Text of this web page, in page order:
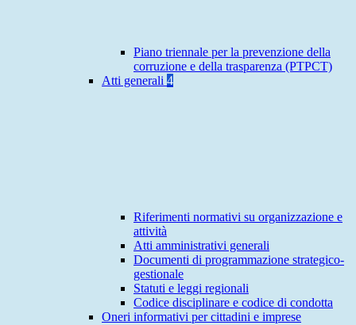
Piano triennale per la prevenzione della
corruzione e della trasparenza (PTPCT)
Atti generali 4
Riferimenti normativi su organizzazione e
attività
Atti amministrativi generali
Documenti di programmazione strategico-
gestionale
Statuti e leggi regionali
Codice disciplinare e codice di condotta
Oneri informativi per cittadini e imprese